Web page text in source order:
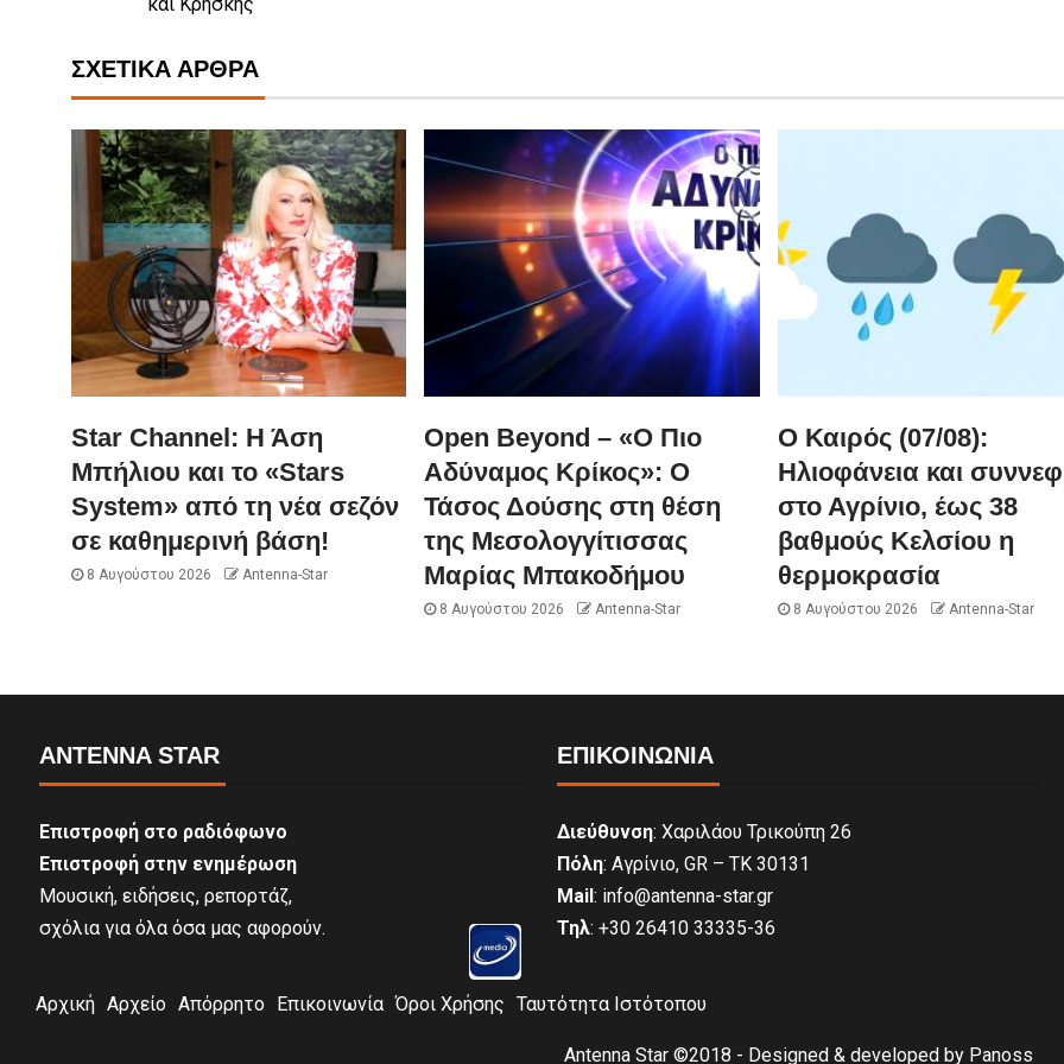
ΣΧΕΤΙΚΆ ΆΡΘΡΑ
Star Channel: Η Άση
Μπήλιου και το «Stars
System» από τη νέα σεζόν
σε καθημερινή βάση!
8 Αυγούστου 2026 Antenna-Star
Open Beyond – «Ο Πιο
Αδύναμος Κρίκος»: Ο
Τάσος Δούσης στη θέση
της Μεσολογγίτισσας
Μαρίας Μπακοδήμου
8 Αυγούστου 2026 Antenna-Star
Ο Καιρός (07/08):
Ηλιοφάνεια και
στο Αγρίνιο, έως 38
βαθμούς Κελσίου η
θερμοκρασία
8 Αυγούστου 2026 Antenna-Star
ANTENNA STAR
Επιστροφή στο ραδιόφωνο
Επιστροφή στην ενημέρωση
Μουσική, ειδήσεις, ρεπορτάζ,
σχόλια για όλα όσα μας αφορούν.
ΕΠΙΚΟΙΝΩΝΊΑ
Διεύθυνση: Χαριλάου Τρικούπη 26
Πόλη: Αγρίνιο, GR – ΤΚ 30131
Mail : info@antenna-star.gr
Τηλ: +30 26410 33335-36
Αρχική Αρχείο Απόρρητο Επικοινωνία Όροι Χρήσης Ταυτότητα Ιστότοπου
Antenna Star ©2018 - Designed & developed by Panoss